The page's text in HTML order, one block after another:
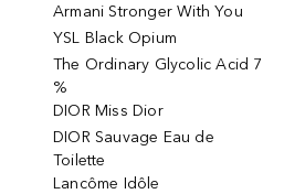
Armani Stronger With You
YSL Black Opium
The Ordinary Glycolic Acid 7
%
DIOR Miss Dior
DIOR Sauvage Eau de
Toilette
Lancôme Idôle